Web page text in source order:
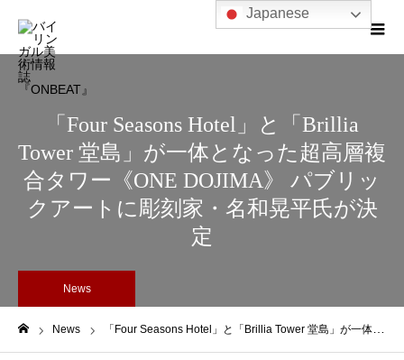
「Four Seasons Hotel」と「Brillia
Tower 堂島」が一体となった超高層複
合タワー《ONE DOJIMA》 パブリッ
クアートに彫刻家・名和晃平氏が決
定
News
News 「Four Seasons Hotel」と「Brillia Tower 堂島」が一体となった超高層複合タワー《ONE DOJIMA》 パブリックアートに彫刻家・名和晃平氏が決定
Japanese